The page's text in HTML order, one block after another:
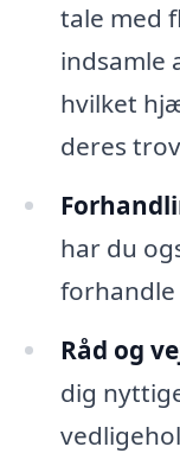
tale med
indsamle
hvilket
deres
har du
forhandle
Råd og
dig